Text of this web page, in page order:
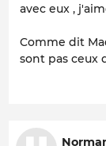
avec eux ,
Comme dit
sont pas ceux